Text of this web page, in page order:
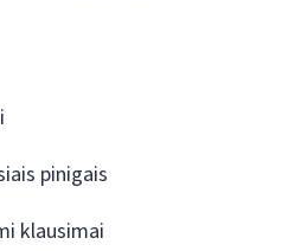
pinigais
klausimai